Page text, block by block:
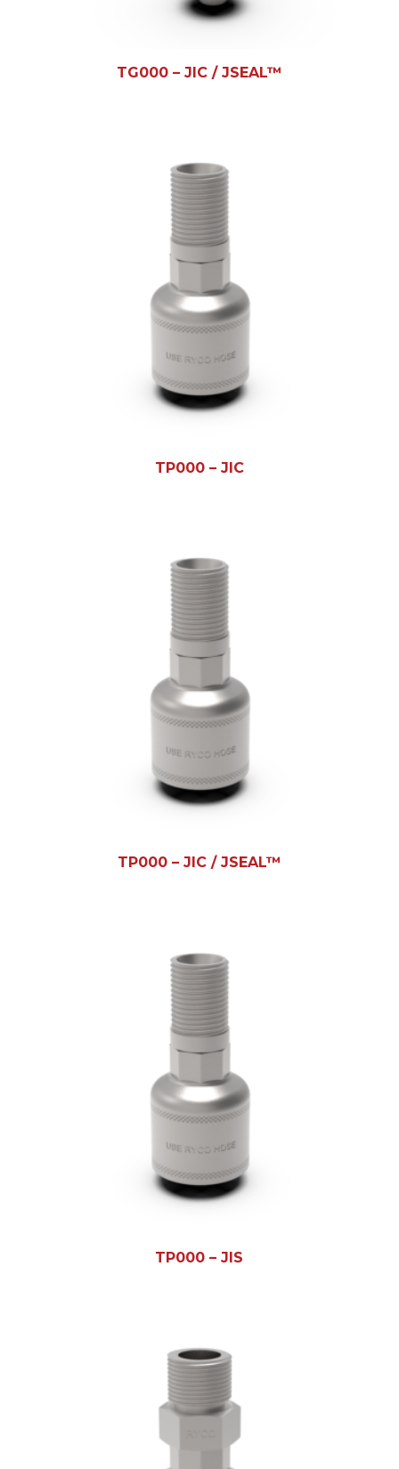
TG000 – JIC / JSEAL™
TP000 – JIC
TP000 – JIC / JSEAL™
TP000 – JIS